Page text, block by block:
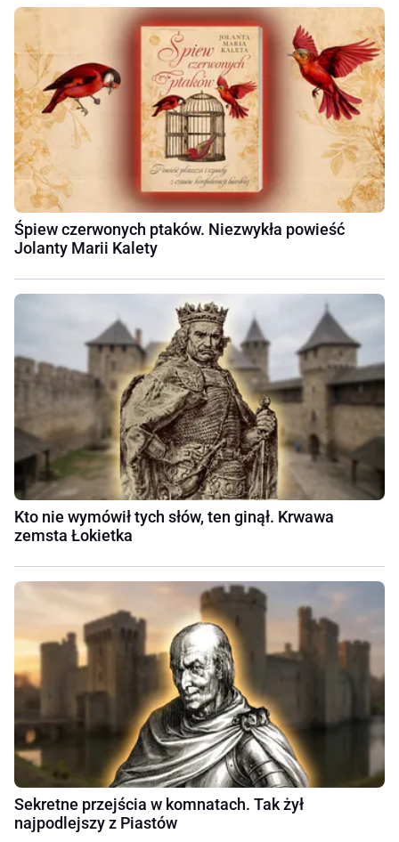
Śpiew czerwonych ptaków. Niezwykła powieść
Jolanty Marii Kalety
Kto nie wymówił tych słów, ten ginął. Krwawa
zemsta Łokietka
Sekretne przejścia w komnatach. Tak żył
najpodlejszy z Piastów